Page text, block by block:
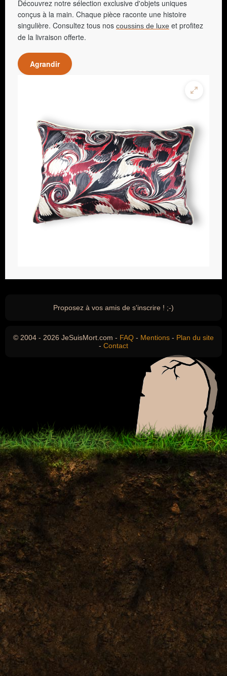
Découvrez notre sélection exclusive d'objets uniques
conçus à la main. Chaque pièce raconte une histoire
singulière. Consultez tous nos coussins de luxe et profitez
de la livraison offerte.
Agrandir
Proposez à vos amis de s'inscrire ! ;-)
© 2004 - 2026 JeSuisMort.com - FAQ - Mentions - Plan du site
- Contact